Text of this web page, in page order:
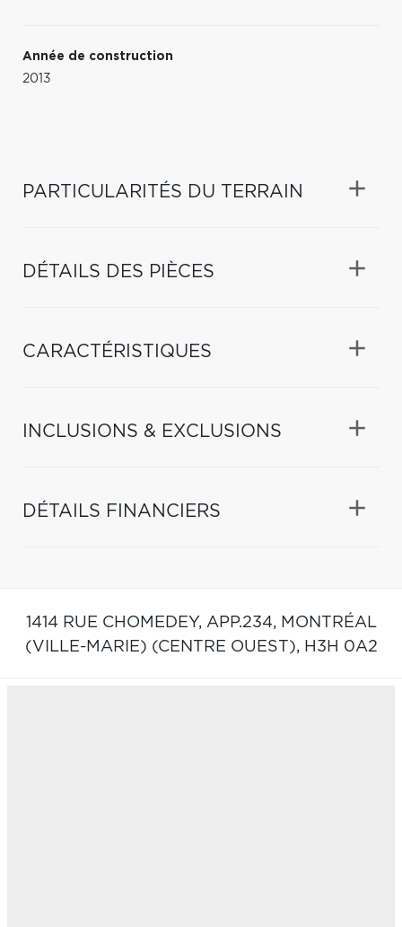
Année de construction
2013
PARTICULARITÉS DU TERRAIN
DÉTAILS DES PIÈCES
CARACTÉRISTIQUES
INCLUSIONS & EXCLUSIONS
DÉTAILS FINANCIERS
1414 RUE CHOMEDEY, APP.234, MONTRÉAL
(VILLE-MARIE) (CENTRE OUEST), H3H 0A2